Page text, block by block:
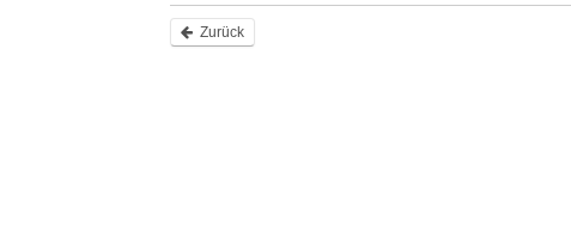
Zurück